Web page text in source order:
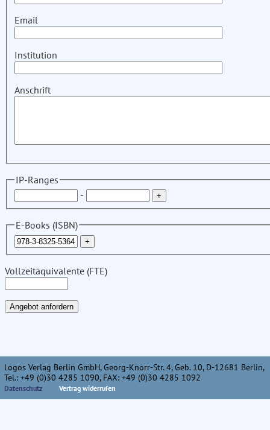
Email
Institution
Anschrift
IP-Ranges
-
E-Books (ISBN)
Vollzeitäquivalente (FTE)
Logos Verlag Berlin GmbH, Georg-Knorr-Str. 4, Geb. 10, D-12681 Berlin,
Tel.: +49 (0)30 4285 1090, FAX: +49 (0)30 4285 1092
Datenschutz Vertrag widerrufen